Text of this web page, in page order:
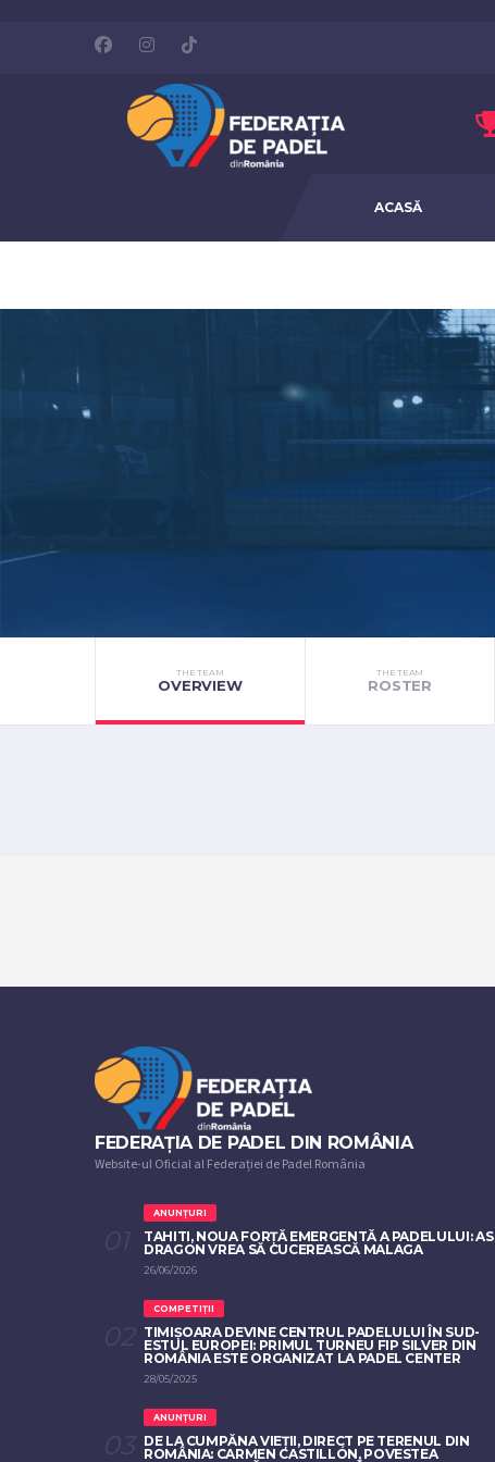
ACASĂ
THE TEAM
OVERVIEW
THE TEAM
ROSTER
FEDERAȚIA DE PADEL DIN ROMÂNIA
Website-ul Oficial al Federației de Padel România
ANUNȚURI
TAHITI, NOUA FORȚĂ EMERGENTĂ A PADELULUI: AS
DRAGON VREA SĂ CUCEREASCĂ MALAGA
26/06/2026
COMPETIȚII
TIMIȘOARA DEVINE CENTRUL PADELULUI ÎN SUD-
ESTUL EUROPEI: PRIMUL TURNEU FIP SILVER DIN
ROMÂNIA ESTE ORGANIZAT LA PADEL CENTER
28/05/2025
ANUNȚURI
DE LA CUMPĂNA VIEȚII, DIRECT PE TERENUL DIN
ROMÂNIA: CARMEN CASTILLÓN, POVESTEA